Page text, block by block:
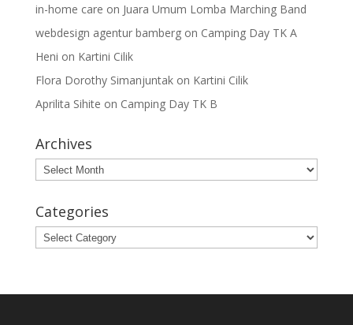
in-home care on Juara Umum Lomba Marching Band
webdesign agentur bambergon Camping Day TK A
Heni on Kartini Cilik
Flora Dorothy Simanjuntakon Kartini Cilik
Aprilita Sihite on Camping Day TK B
Archives
Archives
Categories
Categories